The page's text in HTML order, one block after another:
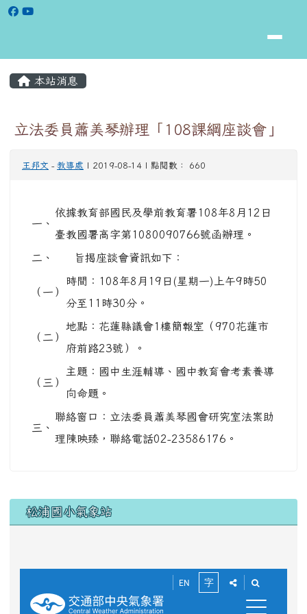
跳至主內容區
花蓮縣立松浦國小全球資訊網
本站消息
立法委員蕭美琴辦理「108課綱座談會」
王邦文 - 教導處 | 2019-08-14 | 點閱數： 660
一、
依據教育部國民及學前教育署108年8月12日
臺教國署高字第1080090766號函辦理。
二、 旨揭座談會資訊如下：
（一）
時間：108年8月19日(星期一)上午9時50
分至11時30分。
（二）
地點：花蓮縣議會1樓簡報室（970花蓮市
府前路23號）。
（三）
主題：國中生涯輔導、國中教育會考素養導
向命題。
三、
聯絡窗口：立法委員蕭美琴國會研究室法案助
理陳映臻，聯絡電話02-23586176。
下中區域內容
松浦國小氣象站